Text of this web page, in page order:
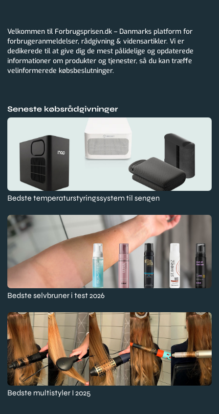
Velkommen til Forbrugsprisen.dk – Danmarks platform for
forbrugeranmeldelser, rådgivning & vidensartikler. Vi er
dedikerede til at give dig de mest pålidelige og opdaterede
informationer om produkter og tjenester, så du kan træffe
velinformerede købsbeslutninger.
Seneste købsrådgivninger
Bedste temperaturstyringssystem til sengen
Bedste selvbruner i test 2026
Bedste multistyler I 2025